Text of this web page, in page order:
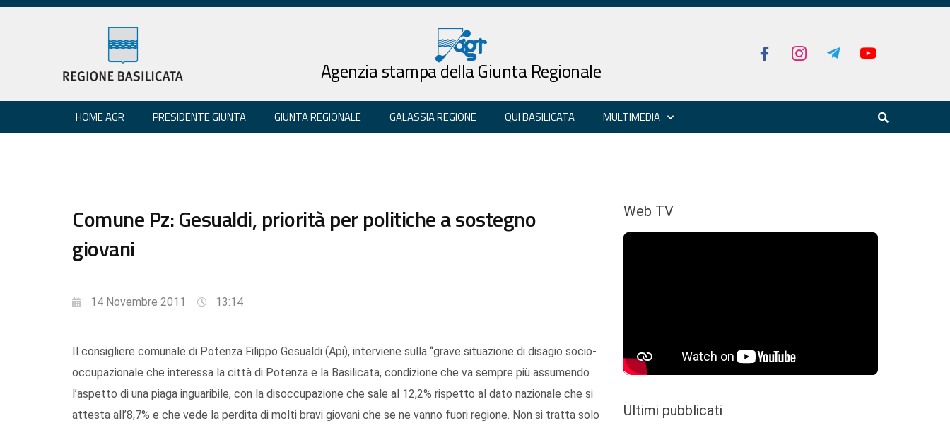
Agenzia stampa della Giunta Regionale
HOME AGR PRESIDENTE GIUNTA GIUNTA REGIONALE GALASSIA REGIONE QUI BASILICATA MULTIMEDIA
Comune Pz: Gesualdi, priorità per politiche a sostegno
giovani
14 Novembre 2011 13:14
Il consigliere comunale di Potenza Filippo Gesualdi (Api), interviene sulla “grave situazione di disagio socio-
occupazionale che interessa la città di Potenza e la Basilicata, condizione che va sempre più assumendo
l’aspetto di una piaga inguaribile, con la disoccupazione che sale al 12,2% rispetto al dato nazionale che si
attesta all’8,7% e che vede la perdita di molti bravi giovani che se ne vanno fuori regione. Non si tratta solo
Web TV
Ultimi pubblicati